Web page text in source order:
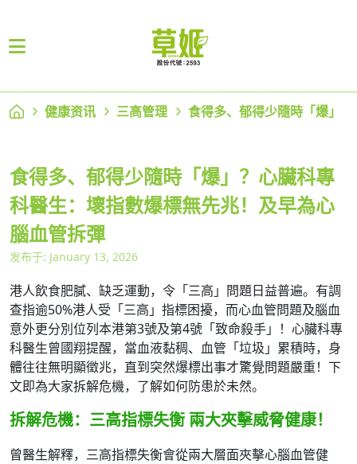
健康资讯 三高管理 食得多、郁得少隨時「爆」
食得多、郁得少隨時「爆」？心臟科專
科醫生：壞指數爆標無先兆！及早為心
腦血管拆彈
发布于: January 13, 2026
港人飲食肥膩、缺乏運動，令「三高」問題日益普遍。有調
查指逾50%港人受「三高」指標困擾，而心血管問題及腦血
意外更分別位列本港第3號及第4號「致命殺手」！心臟科專
科醫生曾國翔提醒，當血液黏稠、血管「垃圾」累積時，身
體往往無明顯徵兆，直到突然爆標出事才驚覺問題嚴重！下
文即為大家拆解危機，了解如何防患於未然。
拆解危機：三高指標失衡 兩大夾擊威脅健康！
曾醫生解釋，三高指標失衡會從兩大層面夾擊心腦血管健